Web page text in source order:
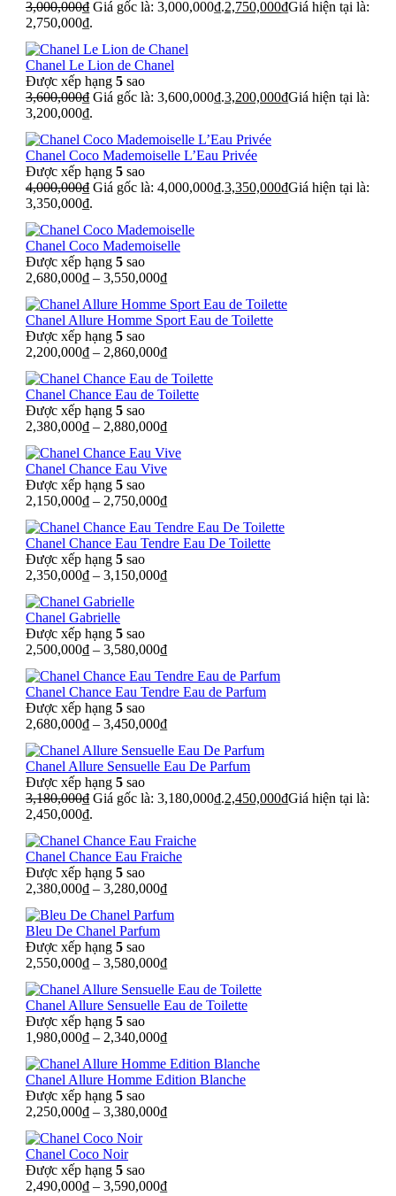
3,000,000₫ Giá gốc là: 3,000,000₫.2,750,000₫Giá hiện tại là:
2,750,000₫.
Chanel Le Lion de Chanel
Được xếp hạng 5 sao
3,600,000₫ Giá gốc là: 3,600,000₫.3,200,000₫Giá hiện tại là:
3,200,000₫.
Chanel Coco Mademoiselle L’Eau Privée
Được xếp hạng 5 sao
4,000,000₫ Giá gốc là: 4,000,000₫.3,350,000₫Giá hiện tại là:
3,350,000₫.
Chanel Coco Mademoiselle
Được xếp hạng 5 sao
2,680,000₫ – 3,550,000₫
Chanel Allure Homme Sport Eau de Toilette
Được xếp hạng 5 sao
2,200,000₫ – 2,860,000₫
Chanel Chance Eau de Toilette
Được xếp hạng 5 sao
2,380,000₫ – 2,880,000₫
Chanel Chance Eau Vive
Được xếp hạng 5 sao
2,150,000₫ – 2,750,000₫
Chanel Chance Eau Tendre Eau De Toilette
Được xếp hạng 5 sao
2,350,000₫ – 3,150,000₫
Chanel Gabrielle
Được xếp hạng 5 sao
2,500,000₫ – 3,580,000₫
Chanel Chance Eau Tendre Eau de Parfum
Được xếp hạng 5 sao
2,680,000₫ – 3,450,000₫
Chanel Allure Sensuelle Eau De Parfum
Được xếp hạng 5 sao
3,180,000₫ Giá gốc là: 3,180,000₫.2,450,000₫Giá hiện tại là:
2,450,000₫.
Chanel Chance Eau Fraiche
Được xếp hạng 5 sao
2,380,000₫ – 3,280,000₫
Bleu De Chanel Parfum
Được xếp hạng 5 sao
2,550,000₫ – 3,580,000₫
Chanel Allure Sensuelle Eau de Toilette
Được xếp hạng 5 sao
1,980,000₫ – 2,340,000₫
Chanel Allure Homme Edition Blanche
Được xếp hạng 5 sao
2,250,000₫ – 3,380,000₫
Chanel Coco Noir
Được xếp hạng 5 sao
2,490,000₫ – 3,590,000₫